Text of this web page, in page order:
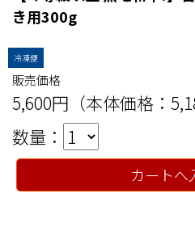
き用300g
冷凍便
販売価格
5,600円（本体価格：
数量：
カートへ